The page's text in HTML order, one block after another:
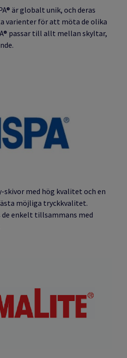
är globalt unik, och deras
varienter för att möta de olika
passar till allt mellan skyltar,
skivor med hög kvalitet och en
möjliga tryckkvalitet.
enkelt tillsammans med